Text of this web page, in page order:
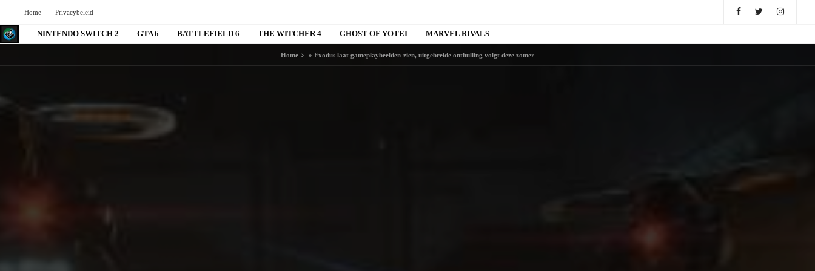
Home Privacybeleid
NINTENDO SWITCH 2 GTA 6 BATTLEFIELD 6 THE WITCHER 4 GHOST OF YOTEI MARVEL RIVALS
Home »Exodus laat gameplaybeelden zien, uitgebreide onthulling volgt deze zomer